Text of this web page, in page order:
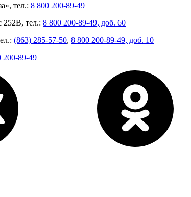
тел.: 8 800 200-89-49
252В, тел.: 8 800 200-89-49, доб. 60
(863) 285-57-50, 8 800 200-89-49, доб. 10
200-89-49